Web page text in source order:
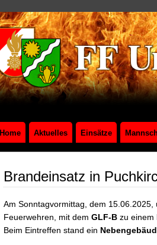
Home Aktuelles Einsätze
Brandeinsatz in
Am Sonntagvormittag, dem
Feuerwehren, mit dem GLF-B zu einem
Beim Eintreffen stand ein